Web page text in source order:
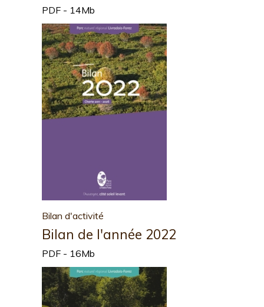
PDF - 14Mb
Bilan d'activité
Bilan de l'année 2022
PDF - 16Mb